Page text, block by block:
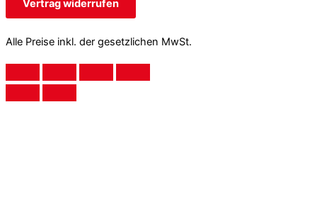
Vertrag widerrufen
Alle Preise inkl. der gesetzlichen MwSt.